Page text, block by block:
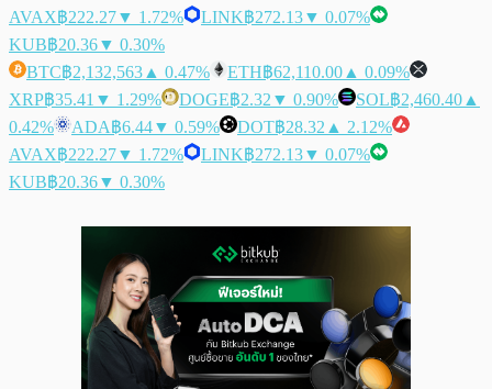
AVAX฿222.27▼ 1.72% LINK฿272.13▼ 0.07%
KUB฿20.36▼ 0.30%
BTC฿2,132,563 ▲ 0.47% ETH฿62,110.00 ▲ 0.09%
XRP฿35.41 ▼ 1.29% DOGE฿2.32 ▼ 0.90% SOL฿2,460.40 ▲
0.42%
ADA฿6.44▼ 0.59% DOT฿28.32 ▲ 2.12%
AVAX฿222.27▼ 1.72% LINK฿272.13▼ 0.07%
KUB฿20.36▼ 0.30%